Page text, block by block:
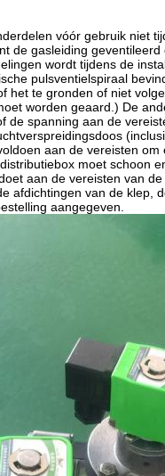
vóór gebruik niet
de gasleiding
wordt tijdens de
pulsventielspiraal
het te gronden of niet
worden geaard.) De
de spanning aan de
aan de vereisten
moet schoon
aan de vereisten van
afdichtingen van de klep,
aangegeven.